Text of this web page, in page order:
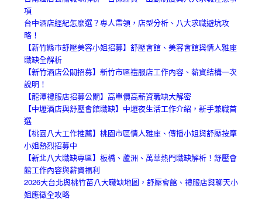
項
台中酒店經紀怎麼選？專人帶領，店型分析、八大求職避坑攻
略！
【新竹縣市舒壓美容小姐招募】舒壓會館、美容會館與情人雅座
職缺全解析
【新竹酒店公關招募】新竹市區禮服店工作內容、薪資結構一次
說明！
【龍潭禮服店招募公關】高單價高薪資職缺大解密
【中壢酒店與舒壓會館職缺】中壢夜生活工作介紹，新手兼職首
選
【桃園八大工作推薦】桃園市區情人雅座、傳播小姐與舒壓按摩
小姐熱烈招募中
【新北八大職缺專區】板橋、蘆洲、萬華熱門職缺解析！舒壓會
館工作內容與薪資福利
2026大台北與桃竹苗八大職缺地圖，舒壓會館、禮服店與聊天小
姐應徵全攻略